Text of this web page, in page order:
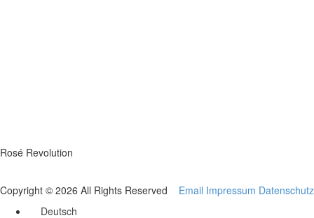
Rosé Revolution
Copyright © 2026 All Rights Reserved Email Impressum Datenschutz
Deutsch